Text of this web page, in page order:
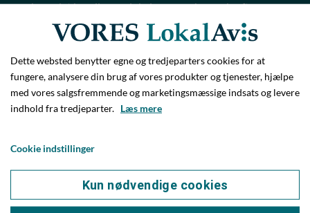
hvor det handler om lokal sammenhængskraft og
historiefortælling. Det er nogle af de vigtigste
ingredienser i den DNA, som Vores LokalAvis er
baseret på.
Avisen er funderet både på utallige opfordringer fra
borgerne i området, samt en stor lyst hos de to
bag avisen, til at skabe et nyt stærkt lokalt medie,
den egn og de mennesker, vi lever på.
Dette websted benytter egne og tredjeparters cookies for at
fungere, analysere din brug af vores produkter og tjenester, hjælpe
med vores salgsfremmende og marketingsmæssige indsats og levere
indhold fra tredjeparter. Læs mere
Cookie indstillinger
Kun nødvendige cookies